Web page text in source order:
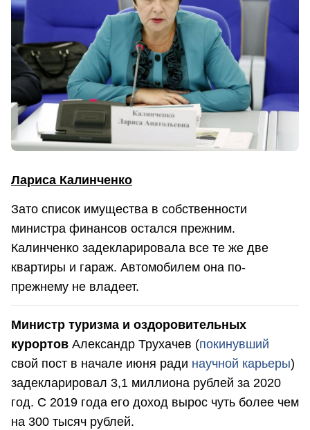
Лариса Калинченко
Зато список имущества в собственности
министра финансов остался прежним.
Калинченко задекларировала все те же две
квартиры и гараж. Автомобилем она по-
прежнему не владеет.
Министр туризма и оздоровительных
курортов Александр Трухачев (покинувший
свой пост в начале июня ради научной карьеры)
задекларировал 3,1 миллиона рублей за 2020
год. С 2019 года его доход вырос чуть более чем
на 300 тысяч рублей.